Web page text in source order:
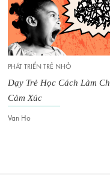
PHÁT TRIỂN TRẺ NHỎ
Dạy Trẻ Học Cách Làm
Cảm Xúc
Van Ho